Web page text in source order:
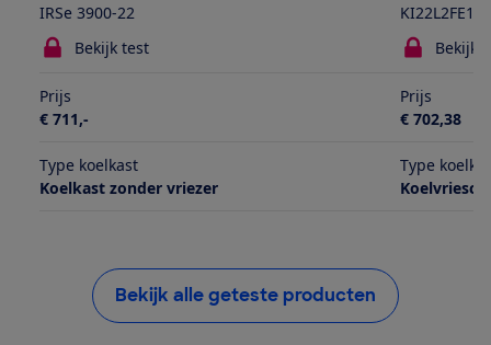
IRSe 3900-22
KI22L2FE1
Bekijk test
Bekijk
Prijs
€ 711,-
Prijs
€ 702,38
Type koelkast
Koelkast zonder vriezer
Type
Bekijk alle geteste producten